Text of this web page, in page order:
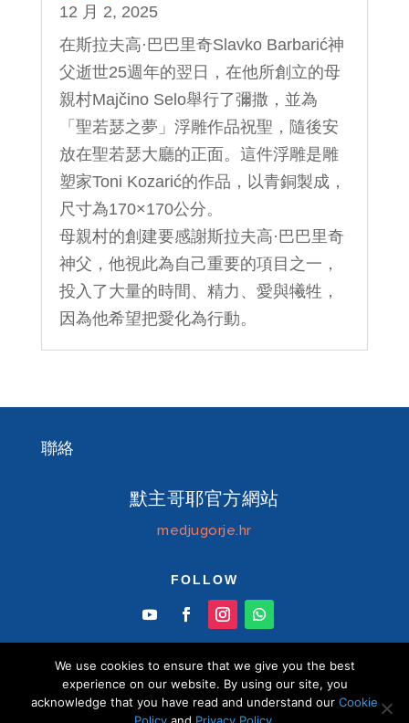
12 月 2, 2025
在斯拉夫高·巴巴里奇Slavko Barbarić神
父逝世25週年的翌日，在他所創立的母
親村Majčino Selo舉行了彌撒，並為
「聖若瑟之夢」浮雕作品祝聖，隨後安
放在聖若瑟大廳的正面。這件浮雕是雕
塑家Toni Kozarić的作品，以青銅製成，
尺寸為170×170公分。
母親村的創建要感謝斯拉夫高·巴巴里奇
神父，他視此為自己重要的項目之一，
投入了大量的時間、精力、愛與犧牲，
因為他希望把愛化為行動。
聯絡
默主哥耶官方網站
medjugorje.hr
FOLLOW
© Information centre "Mir" Medjugorje 2026 默
We use cookies to ensure that we give you the best
experience on our website. By using our site, you
acknowledge that you have read and understand our Cookie